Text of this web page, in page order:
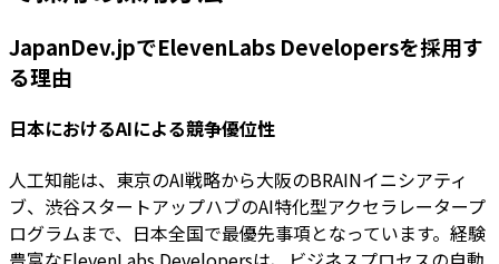
JapanDev.jpでElevenLabs Developersを採用す
る理由
日本におけるAIによる競争優位性
人工知能は、東京のAI戦略から大阪のBRAINイニシアティ
ブ、渋谷スタートアップハブのAI特化型アクセラレータープ
ログラムまで、日本全国で最優先事項となっています。経験